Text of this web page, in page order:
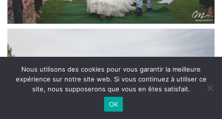
Nous utilisons des cookies pour vous garantir la meilleure
expérience sur notre site web. Si vous continuez à utiliser ce
site, nous supposerons que vous en êtes satisfait.
OK